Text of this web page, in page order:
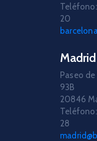
Teléfono:
20
Madrid
Paseo
93B
20846
28